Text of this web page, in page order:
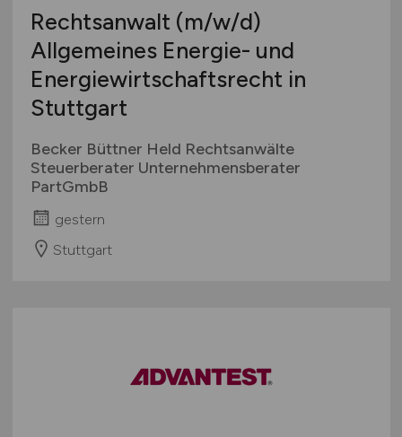
Rechtsanwalt (m/w/d)
Allgemeines Energie- und
Energiewirtschaftsrecht in
Stuttgart
Becker Büttner Held Rechtsanwälte
Steuerberater Unternehmensberater
PartGmbB
gestern
Stuttgart